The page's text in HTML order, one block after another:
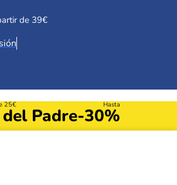
de 39€
25€
Padre
Hasta
-30%